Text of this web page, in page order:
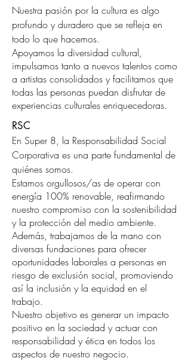
Nuestra pasión por la cultura es algo
profundo y duradero que se refleja en
todo lo que hacemos.
​Apoyamos la diversidad cultural,
impulsamos tanto a nuevos talentos como
a artistas consolidados y facilitamos que
todas las personas puedan disfrutar de
experiencias culturales enriquecedoras.
RSC
En Super 8, la Responsabilidad Social
Corporativa es una parte fundamental de
quiénes somos.
Estamos orgullosos/as de operar con
energía 100% renovable, reafirmando
nuestro compromiso con la sostenibilidad
y la protección del medio ambiente.
Además, trabajamos de la mano con
diversas fundaciones para ofrecer
oportunidades laborales a personas en
riesgo de exclusión social, promoviendo
así la inclusión y la equidad en el
trabajo.
Nuestro objetivo es generar un impacto
positivo en la sociedad y actuar con
responsabilidad y ética en todos los
aspectos de nuestro negocio.